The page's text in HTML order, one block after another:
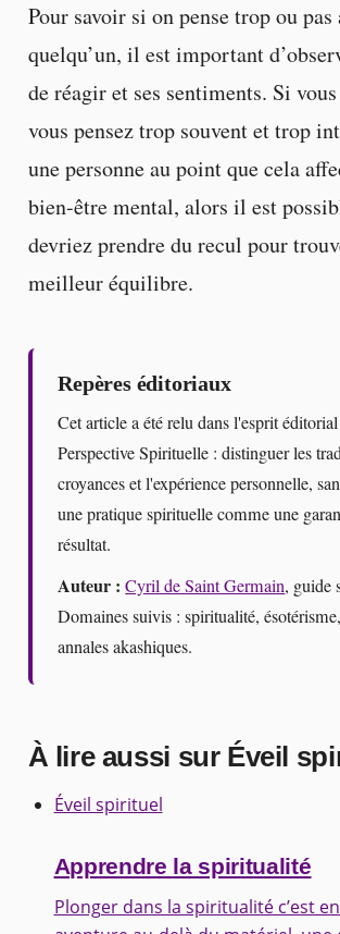
Pour savoir si on pense trop ou pas
quelqu’un, il est important
de réagir et ses sentiments. Si
vous pensez trop souvent et trop
une personne au point que cela
bien-être mental, alors il est
devriez prendre du recul pour
meilleur équilibre.
Repères éditoriaux
Cet article a été relu dans l'esprit
Perspective Spirituelle : distinguer les
croyances et l'expérience personnelle,
une pratique spirituelle comme une
résultat.
Auteur : Cyril de Saint Germain, guide
Domaines suivis : spiritualité,
annales akashiques.
À lire aussi sur Éveil
Éveil spirituel
Apprendre la spiritualité
Plonger dans la spiritualité c’est